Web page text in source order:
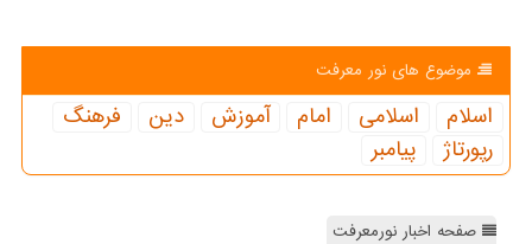
موضوع های نور معرفت
اسلام اسلامی امام آموزش دین
فرهنگ
رپورتاژ
پیامبر
صفحه اخبار نورمعرفت